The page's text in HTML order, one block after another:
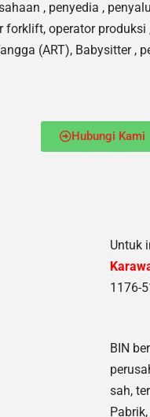
, penyedia ,
forklift, operator
(ART), Babysitter
Hubungi Kami
Untuk
1176-
BIN
sah,